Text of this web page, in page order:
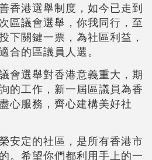
香港選舉制度，如今已走到
區議會選舉，你我同行，至
下關鍵一票，為社區利益，
合的區議員人選。
會選舉對香港意義重大，期
的工作，新一屆區議員為香
心服務，齊心建構美好社
安定的社區，是所有香港市
。希望你們都利用手上的一